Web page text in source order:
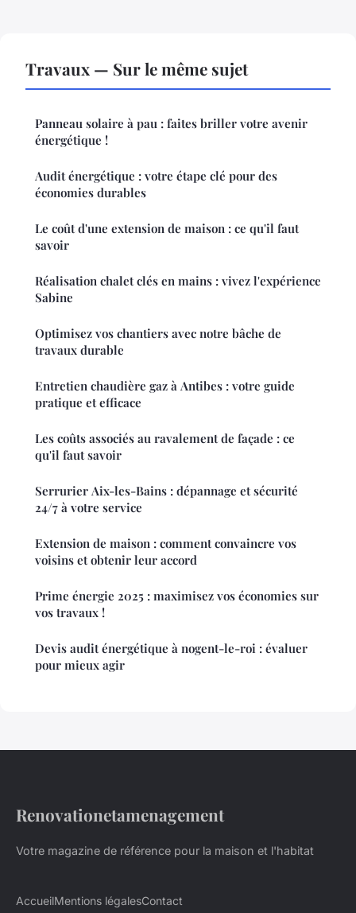
Travaux — Sur le même sujet
Panneau solaire à pau : faites briller votre avenir
énergétique !
Audit énergétique : votre étape clé pour des
économies durables
Le coût d'une extension de maison : ce qu'il faut
savoir
Réalisation chalet clés en mains : vivez l'expérience
Sabine
Optimisez vos chantiers avec notre bâche de
travaux durable
Entretien chaudière gaz à Antibes : votre guide
pratique et efficace
Les coûts associés au ravalement de façade : ce
qu'il faut savoir
Serrurier Aix-les-Bains : dépannage et sécurité
24/7 à votre service
Extension de maison : comment convaincre vos
voisins et obtenir leur accord
Prime énergie 2025 : maximisez vos économies sur
vos travaux !
Devis audit énergétique à nogent-le-roi : évaluer
pour mieux agir
Renovationetamenagement
Votre magazine de référence pour la maison et l'habitat
AccueilMentions légalesContact